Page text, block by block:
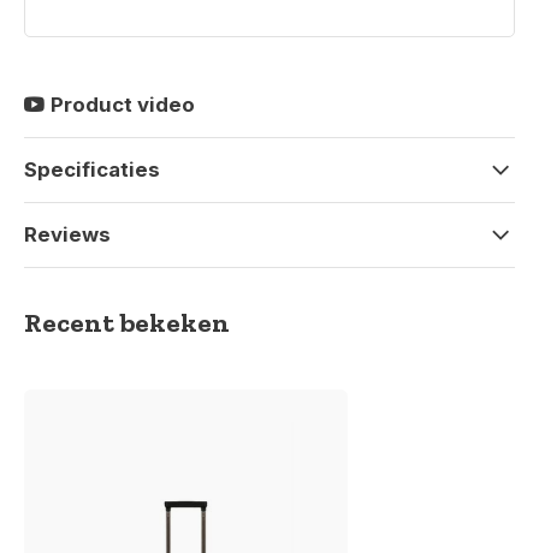
Product video
Specificaties
Reviews
Recent bekeken